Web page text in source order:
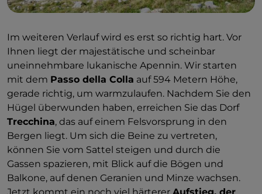
Im weiteren Verlauf wird es erst so richtig hart. Vor
Ihnen liegt der majestätische und scheinbar
uneinnehmbare lukanische Apennin. Wir starten
mit dem Passo della Colla auf 594 Metern Höhe,
gerade richtig, um warmzulaufen. Nachdem Sie den
Hügel überwunden haben, erreichen Sie das Dorf
Trecchina, das auf einem Felsvorsprung in den
Bergen liegt. Um sich die Beine zu vertreten,
können Sie vom Sattel steigen und durch die
Gassen spazieren, mit Blick auf die Bögen und
Balkone, auf denen Geranien und Minze wachsen.